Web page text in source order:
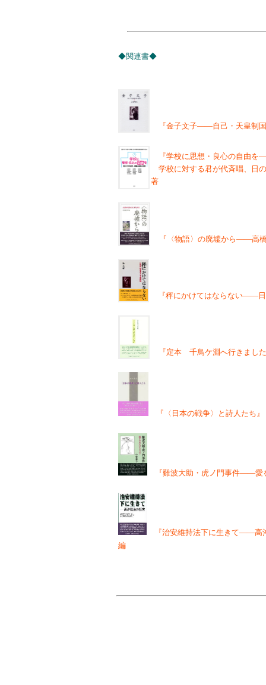
◆関連書◆
『金子文子――自己・天皇制
『学校に思想・良心の自由
学校に対する君が代斉唱、日
著
『〈物語〉の廃墟から――高
『秤にかけてはならない――
『定本 千鳥ケ淵へ行きまし
『〈日本の戦争〉と詩人たち
『難波大助・虎ノ門事件――
『治安維持法下に生きて――
編